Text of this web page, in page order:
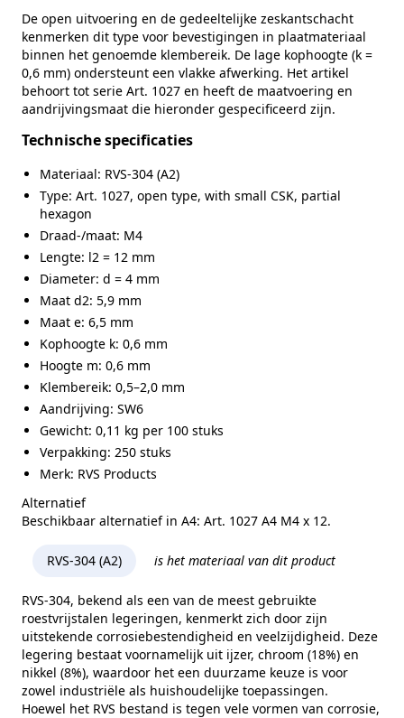
Gewicht per 100 stuks
0,11 kg
Inhoud verpakking
250
Merk
RVS Products
De open uitvoering en de gedeeltelijke zeskantschacht
kenmerken dit type voor bevestigingen in plaatmateriaal
binnen het genoemde klembereik. De lage kophoogte (k =
0,6 mm) ondersteunt een vlakke afwerking. Het artikel
behoort tot serie Art. 1027 en heeft de maatvoering en
aandrijvingsmaat die hieronder gespecificeerd zijn.
Technische specificaties
Materiaal: RVS‑304 (A2)
Type: Art. 1027, open type, with small CSK, partial
hexagon
Draad-/maat: M4
Lengte: l2 = 12 mm
Diameter: d = 4 mm
Maat d2: 5,9 mm
Maat e: 6,5 mm
Kophoogte k: 0,6 mm
Hoogte m: 0,6 mm
Klembereik: 0,5–2,0 mm
Aandrijving: SW6
Gewicht: 0,11 kg per 100 stuks
Verpakking: 250 stuks
Merk: RVS Products
Alternatief
Beschikbaar alternatief in A4: Art. 1027 A4 M4 x 12.
RVS-304 (A2) is het materiaal van dit product
RVS-304, bekend als een van de meest gebruikte
roestvrijstalen legeringen, kenmerkt zich door zijn
uitstekende corrosiebestendigheid en veelzijdigheid. Deze
legering bestaat voornamelijk uit ijzer, chroom (18%) en
nikkel (8%), waardoor het een duurzame keuze is voor
zowel industriële als huishoudelijke toepassingen.
Hoewel het RVS bestand is tegen vele vormen van corrosie,